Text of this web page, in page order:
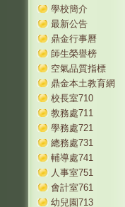
學校簡介
最新公告
鼎金行事曆
師生榮譽榜
空氣品質指標
鼎金本土教育網
校長室710
教務處711
學務處721
總務處731
輔導處741
人事室751
會計室761
幼兒園713